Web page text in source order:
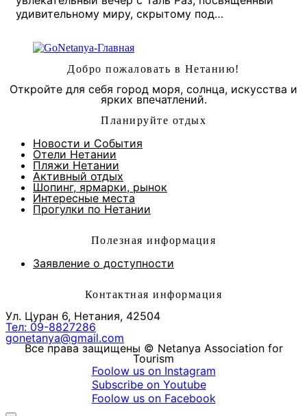
удивительному миру, скрытому под…
Добро пожаловать в Нетанию!
Откройте для себя город моря, солнца, искусства и
ярких впечатлений.
Планируйте отдых
Новости и Cобытия
Отели Нетании
Пляжи Нетании
Активный отдых
Шопинг, ярмарки, рынок
Интересные места
Прогулки по Нетании
Полезная информация
Заявление о доступности
Контактная информация
Ул. Цуран 6, Нетания, 42504
Тел: 09-8827286
gonetanya@gmail.com
Все права защищены © Netanya Association for
Tourism
Foolow us on Instagram
Subscribe on Youtube
Foolow us on Facebook